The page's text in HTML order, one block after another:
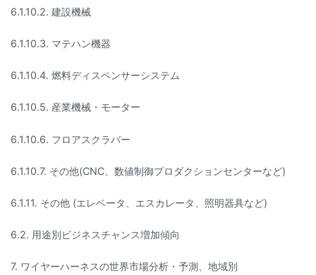
6.1.10.2. 建設機械
6.1.10.3. マテハン機器
6.1.10.4. 燃料ディスペンサーシステム
6.1.10.5. 産業機械・モーター
6.1.10.6. フロアスクラバー
6.1.10.7. その他(CNC、数値制御プロダクションセンターなど)
6.1.11. その他 (エレベータ、エスカレータ、照明器具など)
6.2. 用途別ビジネスチャンス増加傾向
7. ワイヤーハーネスの世界市場分析・予測、地域別